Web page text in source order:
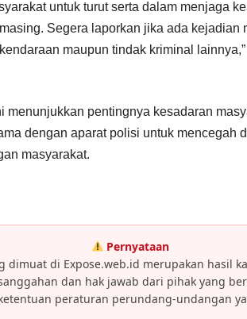
untuk turut serta dalam menjaga
Segera laporkan jika ada kejadian
maupun tindak kriminal
menunjukkan pentingnya kesadaran
dengan aparat polisi untuk mencegah
masyarakat.
Pernyataan
dimuat di Expose.web.id merupakan hasil
dan hak jawab dari pihak yang
peraturan perundang-undangan